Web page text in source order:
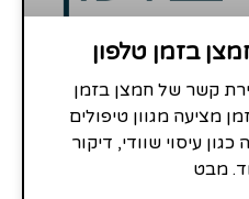
בזמן טלפון
קשר של חמצן בזמן
מציעה מגוון טיפולים
עיסוי שוודי, דיקור
מבט